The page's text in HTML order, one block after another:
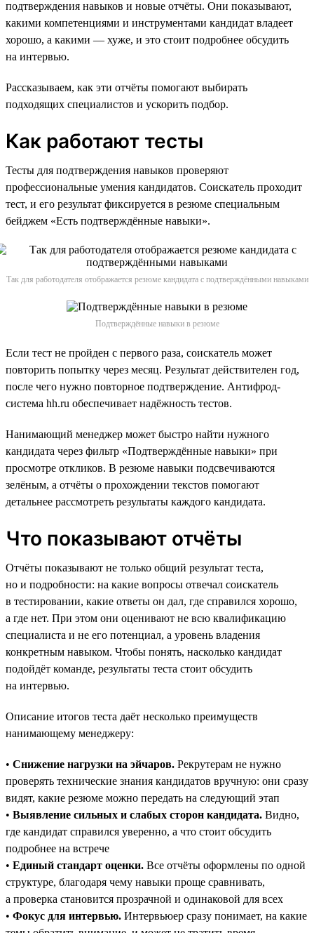
подтверждения навыков и новые отчёты. Они показывают,
какими компетенциями и инструментами кандидат владеет
хорошо, а какими — хуже, и это стоит подробнее обсудить
на интервью.
Рассказываем, как эти отчёты помогают выбирать
подходящих специалистов и ускорить подбор.
Как работают тесты
Тесты для подтверждения навыков проверяют
профессиональные умения кандидатов. Соискатель проходит
тест, и его результат фиксируется в резюме специальным
бейджем «Есть подтверждённые навыки».
Так для работодателя отображается резюме кандидата с подтверждёнными навыками
Подтверждённые навыки в резюме
Если тест не пройден с первого раза, соискатель может
повторить попытку через месяц. Результат действителен год,
после чего нужно повторное подтверждение. Антифрод-
система hh.ru обеспечивает надёжность тестов.
Нанимающий менеджер может быстро найти нужного
кандидата через фильтр «Подтверждённые навыки» при
просмотре откликов. В резюме навыки подсвечиваются
зелёным, а отчёты о прохождении текстов помогают
детальнее рассмотреть результаты каждого кандидата.
Что показывают отчёты
Отчёты показывают не только общий результат теста,
но и подробности: на какие вопросы отвечал соискатель
в тестировании, какие ответы он дал, где справился хорошо,
а где нет. При этом они оценивают не всю квалификацию
специалиста и не его потенциал, а уровень владения
конкретным навыком. Чтобы понять, насколько кандидат
подойдёт команде, результаты теста стоит обсудить
на интервью.
Описание итогов теста даёт несколько преимуществ
нанимающему менеджеру:
• Снижение нагрузки на эйчаров. Рекрутерам не нужно
проверять технические знания кандидатов вручную: они сразу
видят, какие резюме можно передать на следующий этап
• Выявление сильных и слабых сторон кандидата. Видно,
где кандидат справился уверенно, а что стоит обсудить
подробнее на встрече
• Единый стандарт оценки. Все отчёты оформлены по одной
структуре, благодаря чему навыки проще сравнивать,
а проверка становится прозрачной и одинаковой для всех
• Фокус для интервью. Интервьюер сразу понимает, на какие